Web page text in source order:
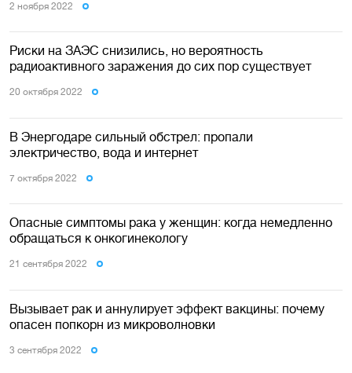
2 ноября 2022
Риски на ЗАЭС снизились, но вероятность
радиоактивного заражения до сих пор существует
20 октября 2022
В Энергодаре сильный обстрел: пропали
электричество, вода и интернет
7 октября 2022
Опасные симптомы рака у женщин: когда немедленно
обращаться к онкогинекологу
21 сентября 2022
Вызывает рак и аннулирует эффект вакцины: почему
опасен попкорн из микроволновки
3 сентября 2022